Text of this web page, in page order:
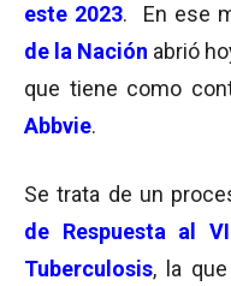
este 2023. En ese
de la Nación abrió
que tiene como
Abbvie.
Se trata de un
de Respuesta al
Tuberculosis, la